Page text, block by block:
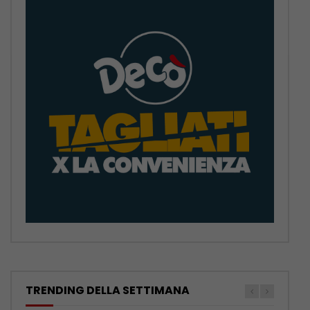
TRENDING DELLA SETTIMANA